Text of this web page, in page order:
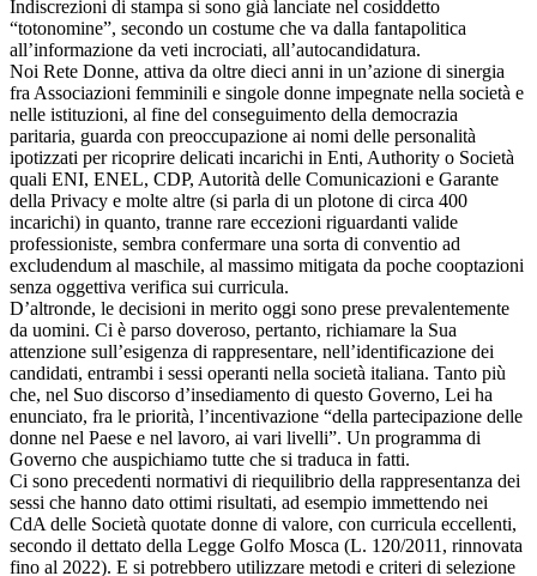
Indiscrezioni di stampa si sono già lanciate nel cosiddetto
“totonomine”, secondo un costume che va dalla fantapolitica
all’informazione da veti incrociati, all’autocandidatura.
Noi Rete Donne, attiva da oltre dieci anni in un’azione di sinergia
fra Associazioni femminili e singole donne impegnate nella società e
nelle istituzioni, al fine del conseguimento della democrazia
paritaria, guarda con preoccupazione ai nomi delle personalità
ipotizzati per ricoprire delicati incarichi in Enti, Authority o Società
quali ENI, ENEL, CDP, Autorità delle Comunicazioni e Garante
della Privacy e molte altre (si parla di un plotone di circa 400
incarichi) in quanto, tranne rare eccezioni riguardanti valide
professioniste, sembra confermare una sorta di conventio ad
excludendum al maschile, al massimo mitigata da poche cooptazioni
senza oggettiva verifica sui curricula.
D’altronde, le decisioni in merito oggi sono prese prevalentemente
da uomini. Ci è parso doveroso, pertanto, richiamare la Sua
attenzione sull’esigenza di rappresentare, nell’identificazione dei
candidati, entrambi i sessi operanti nella società italiana. Tanto più
che, nel Suo discorso d’insediamento di questo Governo, Lei ha
enunciato, fra le priorità, l’incentivazione “della partecipazione delle
donne nel Paese e nel lavoro, ai vari livelli”. Un programma di
Governo che auspichiamo tutte che si traduca in fatti.
Ci sono precedenti normativi di riequilibrio della rappresentanza dei
sessi che hanno dato ottimi risultati, ad esempio immettendo nei
CdA delle Società quotate donne di valore, con curricula eccellenti,
secondo il dettato della Legge Golfo Mosca (L. 120/2011, rinnovata
fino al 2022). E si potrebbero utilizzare metodi e criteri di selezione